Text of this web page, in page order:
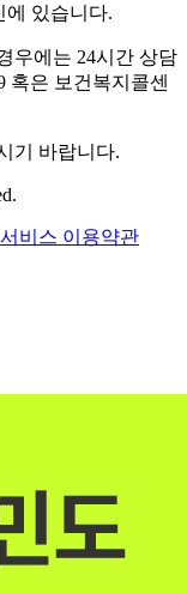
에 있습니다.
우에는 24시간 상담
혹은 보건복지콜센
기 바랍니다.
비스 이용약관